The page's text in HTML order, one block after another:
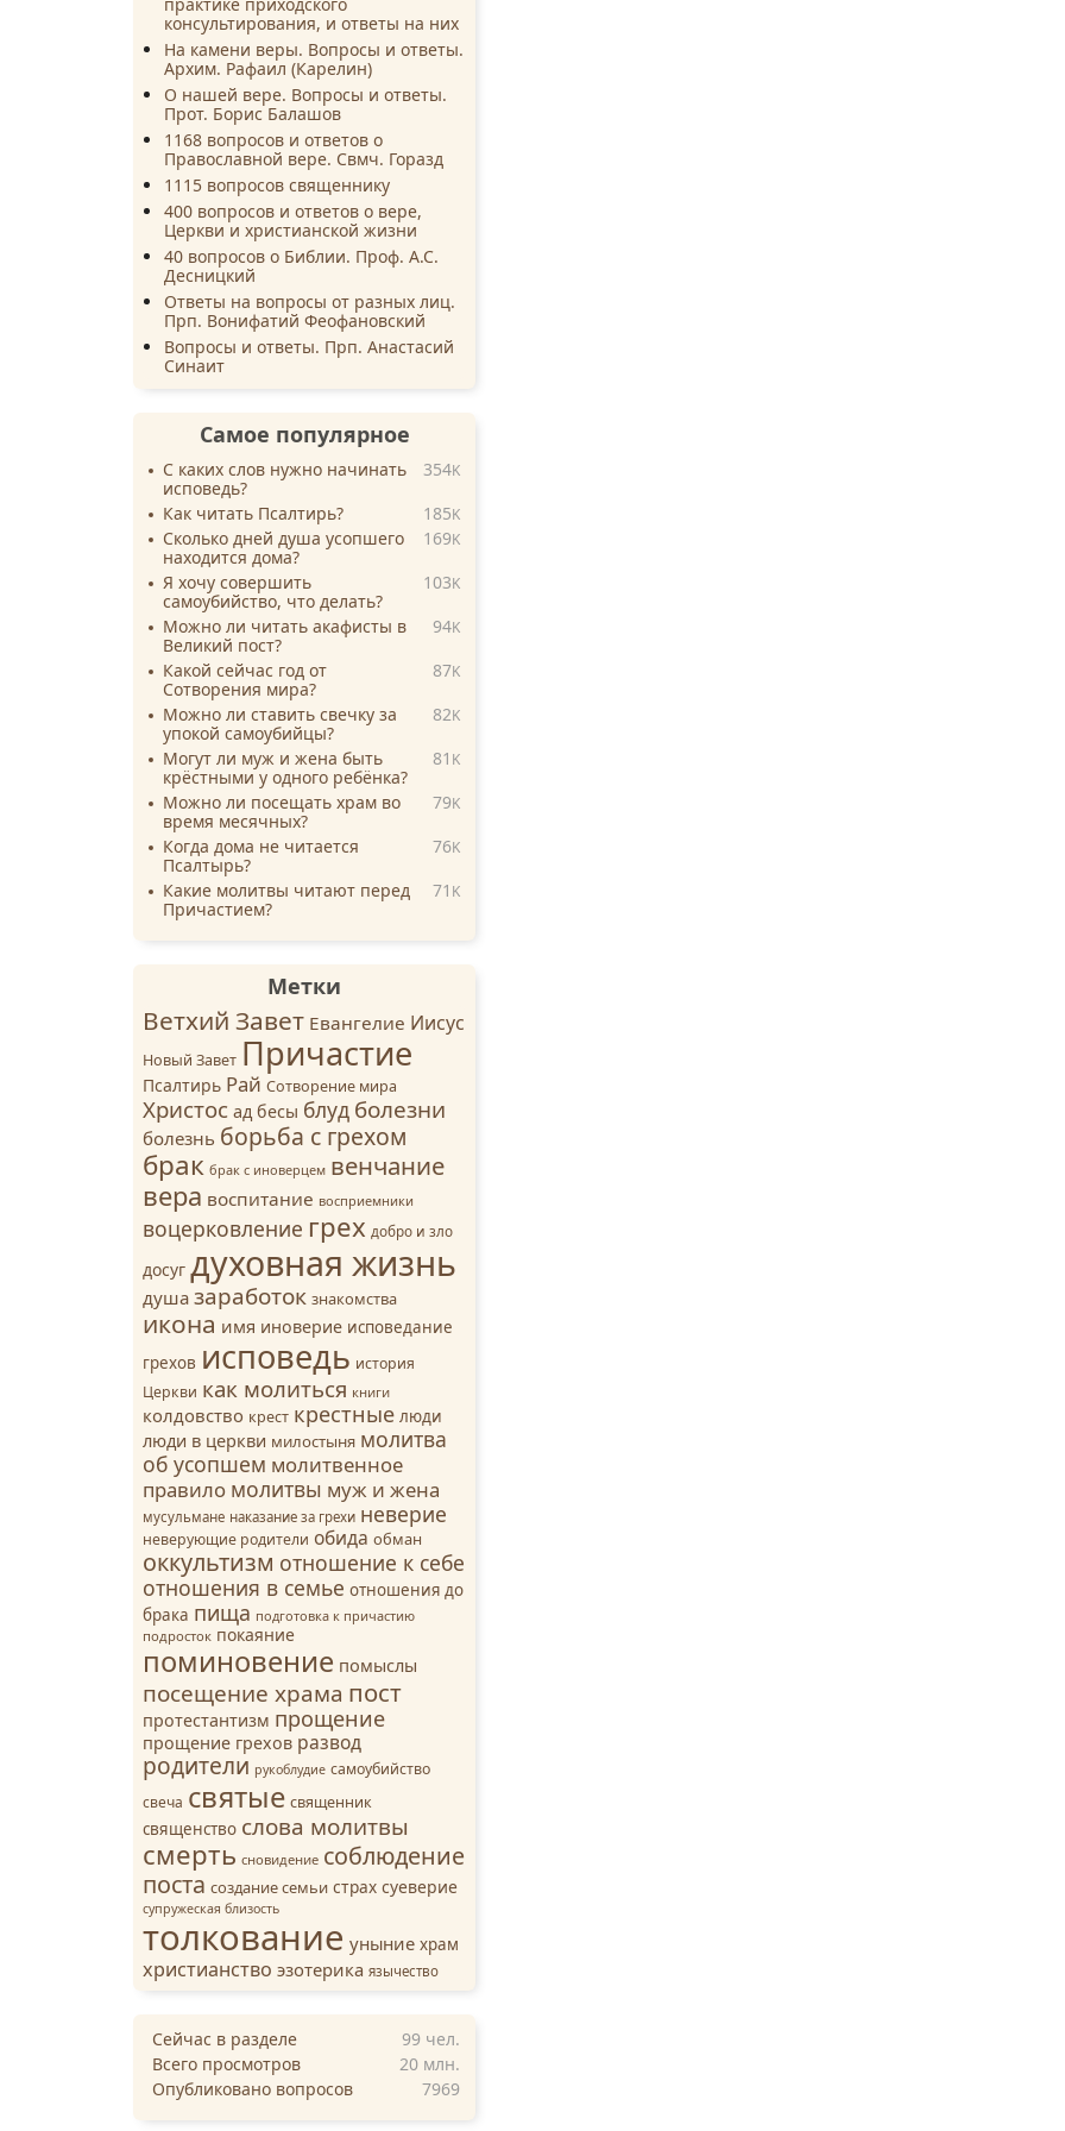
консультирования, и ответы на них
На камени веры. Вопросы и ответы.
Архим. Рафаил (Карелин)
О нашей вере. Вопросы и ответы.
Прот. Борис Балашов
1168 вопросов и ответов о
Православной вере. Свмч. Горазд
1115 вопросов священнику
400 вопросов и ответов о вере,
Церкви и христианской жизни
40 вопросов о Библии. Проф. А.С.
Десницкий
Ответы на вопросы от разных лиц.
Прп. Вонифатий Феофановский
Вопросы и ответы. Прп. Анастасий
Синаит
Самое популярное
С каких слов нужно начинать
исповедь?
354K
Как читать Псалтирь? 185K
Сколько дней душа усопшего
находится дома?
169K
Я хочу совершить
самоубийство, что делать?
103K
Можно ли читать акафисты в
Великий пост?
94K
Какой сейчас год от
Сотворения мира?
87K
Можно ли ставить свечку за
упокой самоубийцы?
82K
Могут ли муж и жена быть
крёстными у одного ребёнка?
81 K
Можно ли посещать храм во
время месячных?
79K
Когда дома не читается
Псалтырь?
76K
Какие молитвы читают перед
Причастием?
71 K
Метки
Ветхий Завет Евангелие Иисус
Новый Завет Причастие
Псалтирь Рай Сотворение мира
Христос ад бесы блуд болезни
болезнь борьба с грехом
брак брак с иноверцем венчание
вера воспитание восприемники
воцерковление грех добро и зло
досуг духовная жизнь
душа заработок знакомства
икона имя иноверие исповедание
грехов исповедь история
Церкви как молиться книги
колдовство крест крестные люди
люди в церкви милостыня молитва
об усопшем молитвенное
правило молитвы муж и жена
мусульмане наказание за грехи неверие
неверующие родители обида обман
оккультизм отношение к себе
отношения в семье отношения до
брака пища подготовка к причастию
подросток покаяние
поминовение помыслы
посещение храма пост
протестантизм прощение
прощение грехов развод
родители рукоблудие самоубийство
свеча святые священник
священство слова молитвы
смерть сновидение соблюдение
поста создание семьи страх суеверие
супружеская близость
толкование уныние храм
христианство эзотерика язычество
Сейчас в разделе 99 чел.
Всего просмотров
20 млн.
Опубликовано вопросов
7969